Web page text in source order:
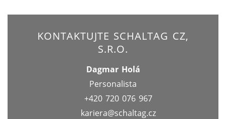
KONTAKTUJTE SCHALTAG CZ,
S.R.O.
Dagmar Holá
Personalista
+420 720 076 967
kariera@schaltag.cz